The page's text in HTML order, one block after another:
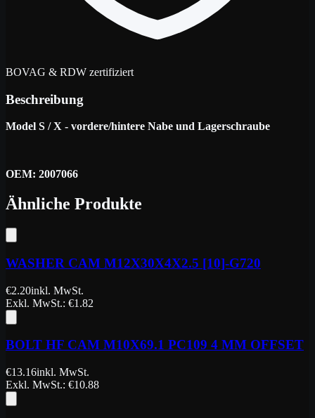
BOVAG & RDW zertifiziert
Beschreibung
Model S / X - vordere/hintere Nabe und Lagerschraube
OEM: 2007066
Ähnliche Produkte
WASHER CAM M12X30X4X2.5 [10]-G720
€2.20inkl. MwSt.
Exkl. MwSt.: €1.82
BOLT HF CAM M10X69.1 PC109 4 MM OFFSET
€13.16inkl. MwSt.
Exkl. MwSt.: €10.88